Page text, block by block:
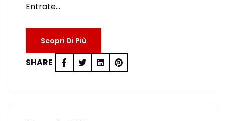
Entrate…
Scopri Di Più
SHARE